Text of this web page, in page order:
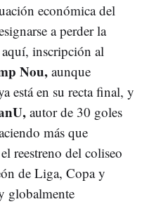
económica del
a perder la
aquí, inscripción al
Nou, aunque
está en su recta final, y
autor de 30 goles
más que
reestreno del coliseo
de Liga, Copa y
globalmente